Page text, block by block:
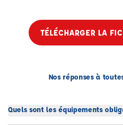
TÉLÉCHARGER LA
Nos réponses à
Quels sont les équipements